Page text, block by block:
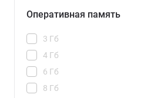
Оперативная память
3 Гб
4 Гб
6 Гб
8 Гб